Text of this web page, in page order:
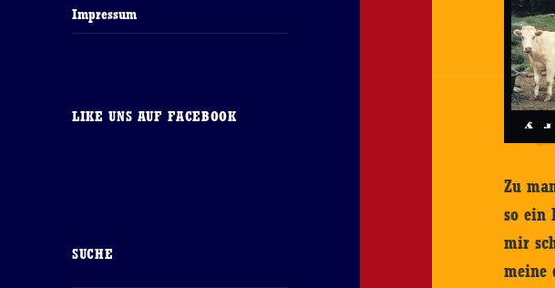
Impressum
LIKE UNS AUF FACEBOOK
SUCHE
Zu
so ein
mir
meine